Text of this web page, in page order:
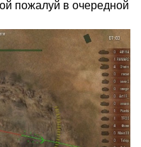
пожалуй в очередной